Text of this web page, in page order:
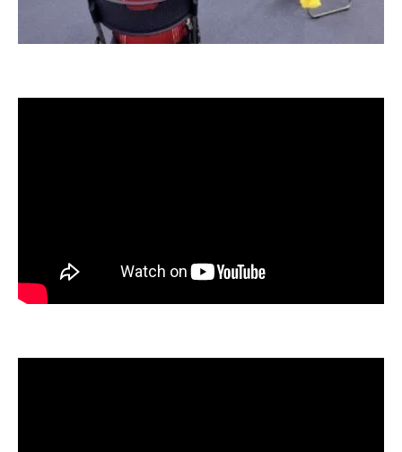
沖縄県の包括支援センターとイベント事例
集
体操教室のプログラム内容徹底比較